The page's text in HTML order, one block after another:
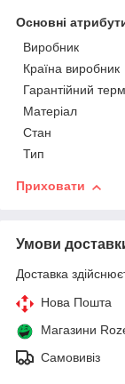
Основні
Виробник
Країна виробник
Гарантійний
Матеріал
Стан
Тип
Приховати
Умови
Доставка
Нова Пошта
Магазини
Самовивіз